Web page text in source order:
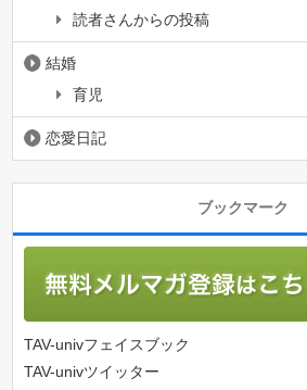
読者さんからの投稿
結婚
育児
恋愛日記
ブックマーク
TAV-univフェイスブック
TAV-univツイッター